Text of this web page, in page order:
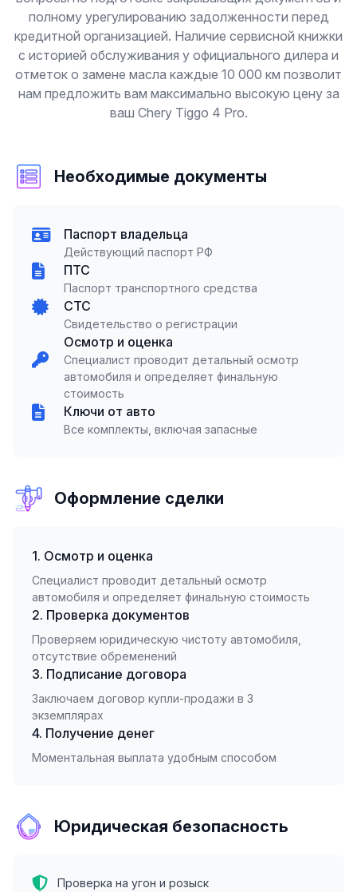
полному урегулированию задолженности перед
кредитной организацией. Наличие сервисной книжки
с историей обслуживания у официального дилера и
отметок о замене масла каждые 10 000 км позволит
нам предложить вам максимально высокую цену за
ваш Chery Tiggo 4 Pro.
Необходимые документы
Паспорт владельца
Действующий паспорт РФ
ПТС
Паспорт транспортного средства
СТС
Свидетельство о регистрации
Осмотр и оценка
Специалист проводит детальный осмотр
автомобиля и определяет финальную
стоимость
Ключи от авто
Все комплекты, включая запасные
Оформление сделки
1. Осмотр и оценка
Специалист проводит детальный осмотр
автомобиля и определяет финальную стоимость
2. Проверка документов
Проверяем юридическую чистоту автомобиля,
отсутствие обременений
3. Подписание договора
Заключаем договор купли-продажи в 3
экземплярах
4. Получение денег
Моментальная выплата удобным способом
Юридическая безопасность
Проверка на угон и розыск